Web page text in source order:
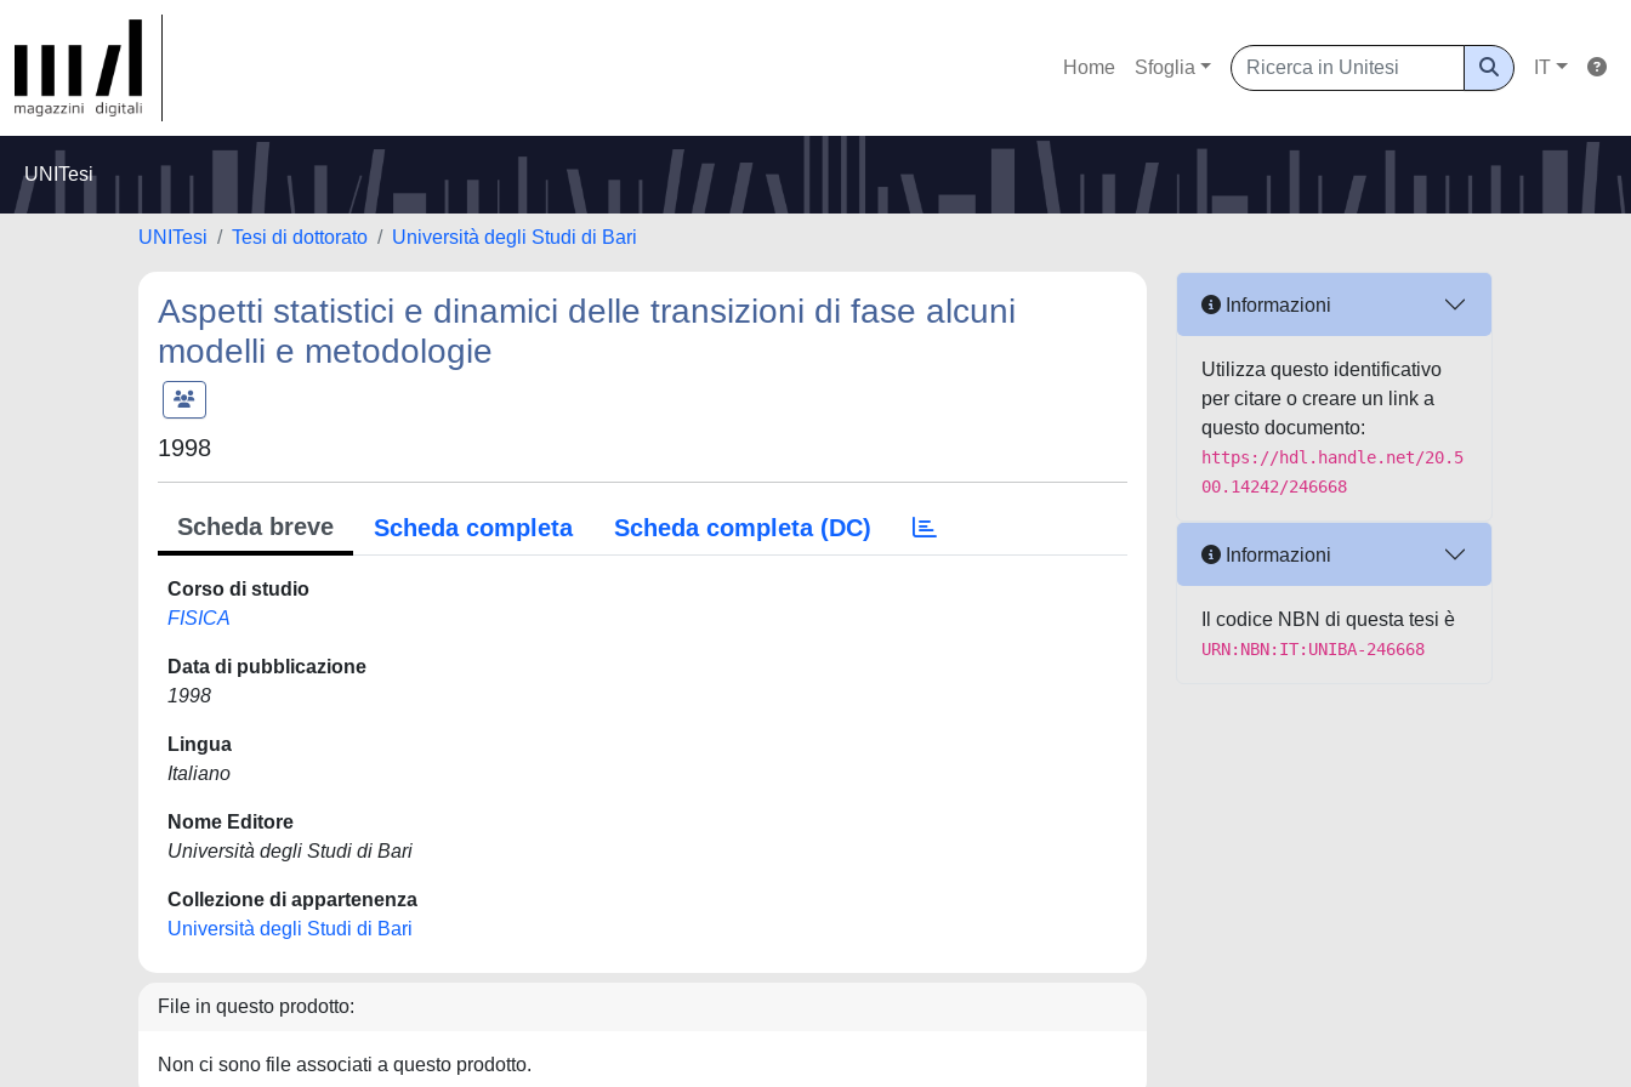
Home Sfoglia IT
UNITesi
UNITesi Tesi di dottorato Università degli Studi di Bari
Aspetti statistici e dinamici delle transizioni di fase alcuni
modelli e metodologie
1998
Scheda breve Scheda completa Scheda completa (DC)
Corso di studio
FISICA
Data di pubblicazione
1998
Lingua
Italiano
Nome Editore
Università degli Studi di Bari
Collezione di appartenenza
Università degli Studi di Bari
File in questo prodotto:
Non ci sono file associati a questo prodotto.
Informazioni
Utilizza questo identificativo
per citare o creare un link a
questo documento:
https://hdl.handle.net/20.5
00.14242/246668
Informazioni
Il codice NBN di questa tesi è
URN:NBN:IT:UNIBA-246668